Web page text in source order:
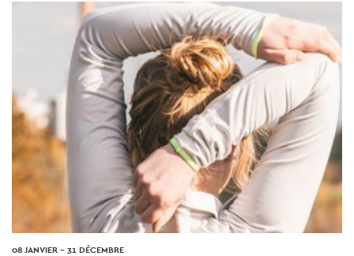
08 JANVIER - 31 DÉCEMBRE